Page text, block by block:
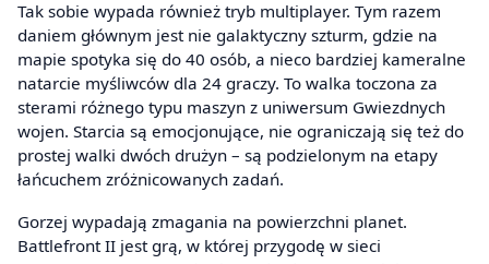
Tak sobie wypada również tryb multiplayer. Tym razem
daniem głównym jest nie galaktyczny szturm, gdzie na
mapie spotyka się do 40 osób, a nieco bardziej kameralne
natarcie myśliwców dla 24 graczy. To walka toczona za
sterami różnego typu maszyn z uniwersum Gwiezdnych
wojen. Starcia są emocjonujące, nie ograniczają się też do
prostej walki dwóch drużyn – są podzielonym na etapy
łańcuchem zróżnicowanych zadań.
Gorzej wypadają zmagania na powierzchni planet.
Battlefront II jest grą, w której przygodę w sieci